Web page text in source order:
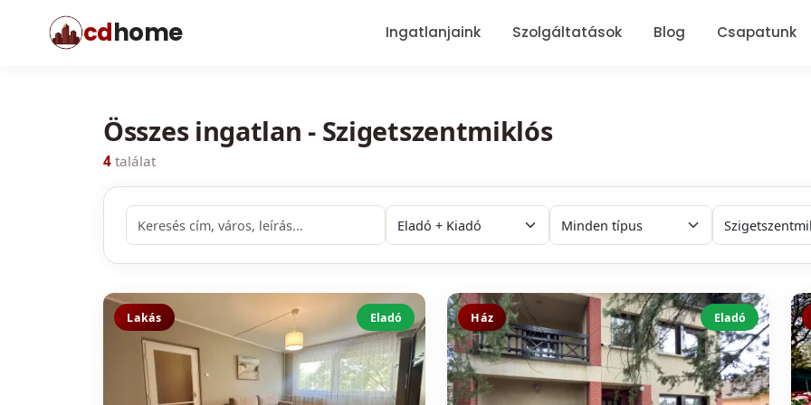
cdhome Ingatlanjaink Szolgáltatások Blog Csapatunk
Összes ingatlan - Szigetszentmiklós
4 találat
Lakás Eladó Ház Eladó